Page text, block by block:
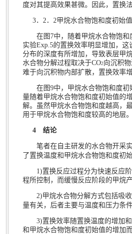
度对其提高效果甚微。因此，置换
3． 2 ． 2甲烷水合物饱和度初始值
在图 7中，随着甲烷水合物饱
实验Exp.5的置换效率明显增加，
分布的深度有所增加，导致表层甲
水合物分解过程取决于CO2 向沉积
难于向沉积物内部扩散，置换效率
在图9中，甲烷水合物饱和度
量随着甲烷水合物饱和度初始值的
解。虽然甲烷水合物饱和度越高，
用于甲烷水合物饱和度较高的地层。
4 结论
笔者在自主研发的水合物开采
了置换温度和甲烷水合物饱和度初
1)置换反应过程分为快速反应
程所控制，而缓慢反应阶段的甲烷
2)甲烷水合物分解方式包括吸收
量有关，后者主要与温度和压力条件
3)置换效率随置换温度的增加
和甲烷水合物饱和度初始值的增加